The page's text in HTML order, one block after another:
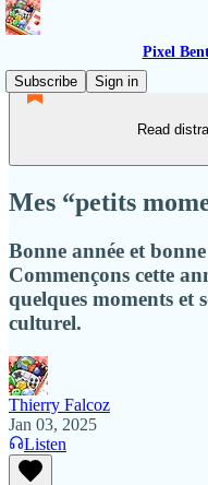
Pixel
Subscribe
Sign in
Read
Mes “petits
Bonne année et
Commençons cette
quelques moments et
culturel.
Thierry Falcoz
Jan 03, 2025
Listen